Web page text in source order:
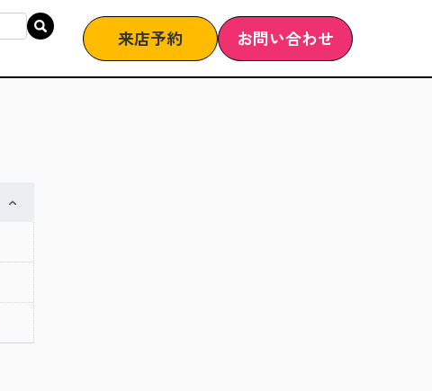
来店予約 お問い合わせ